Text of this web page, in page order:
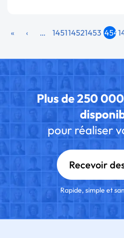
« ‹ … 145114521453 1454
Plus de 250
pour réaliser
Recevoir
Rapide, simple et